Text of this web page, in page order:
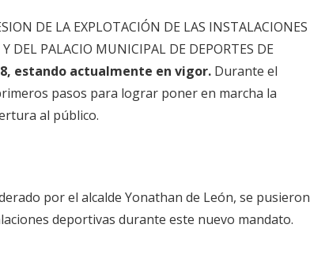
DE LA EXPLOTACIÓN DE LAS INSTALACIONES
DEL PALACIO MUNICIPAL DE DEPORTES DE
estando actualmente en vigor. Durante el
pasos para lograr poner en marcha la
al público.
por el alcalde Yonathan de León, se pusieron
deportivas durante este nuevo mandato.